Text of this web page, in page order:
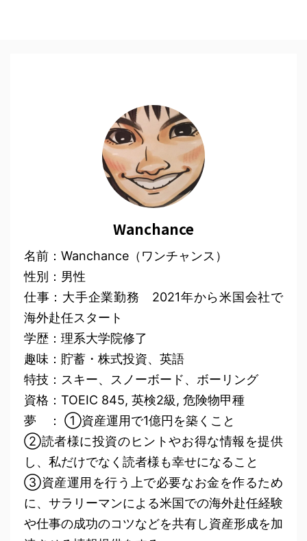
Wanchance
名前：Wanchance（ワンチャンス）
性別：男性
仕事：大手企業勤務 2021年から米国会社で
海外赴任スタート
学歴：理系大学院修了
趣味：貯蓄・株式投資、英語
特技：スキー、スノーボード、ボーリング
資格：TOEIC 845, 英検2級, 危険物甲種
夢 ： ①資産運用で1億円を築くこと
②読者様に投資のヒントやお得な情報を提供
し、私だけでなく読者様も幸せになること
③資産運用を行う上で必要なお金を作るため
に、サラリーマンによる米国での海外赴任経験
や仕事の成功のコツなどを共有し資産形成を加